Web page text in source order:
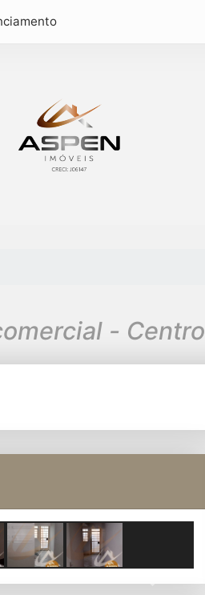
- Centro